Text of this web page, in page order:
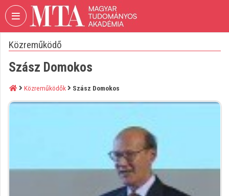
Fejléc kihagyása Menü kihagyása Tartalom kihagyása
VIDEOTORIUM
MAGYAR
TUDOMÁNYOS
Közreműködő
Szász Domokos
Közreműködők Szász Domokos